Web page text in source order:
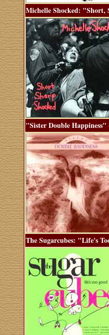
Michelle Shocked: "Short,
"Sister Double Happiness"
The Sugarcubes: "Life's